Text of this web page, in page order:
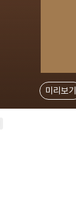
미리보기